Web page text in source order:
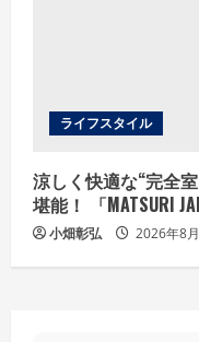
ライフスタイル
涼しく快適な“完全
堪能！ 「MATSURI
小畑彰弘 2026年8